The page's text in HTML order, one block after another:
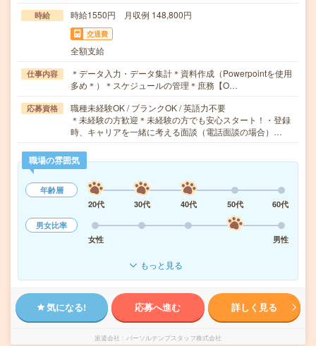
時給 時給1550円 月収例 148,800円
交通費
全額支給
仕事内容
＊データ入力・データ集計＊資料作成（Powerpointを使用
多め＊）＊スケジュールの管理＊庶務【O…
応募資格
職種未経験OK / ブランクOK / 英語力不要
＊未経験の方歓迎＊未経験の方でも安心スタート！・登録
時、キャリアを一緒に考える面談（電話面談の場合）…
職場の雰囲気
年齢層
20代
30代 40代 50代
60代
男女比率
女性
男性
もっと見る
気になる! 応募へ進む 詳しく見る
派遣会社 パーソルテンプスタッフ株式会社